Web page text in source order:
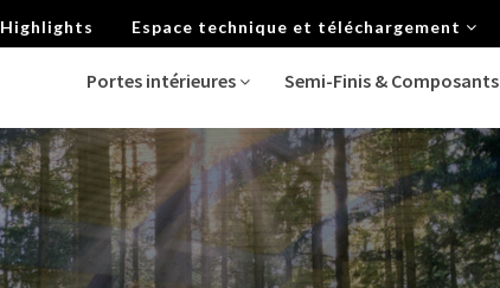
Highlights Espace technique et téléchargement
Portes intérieures Semi-Finis & Composants